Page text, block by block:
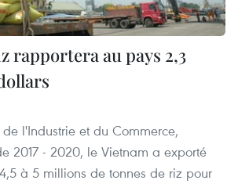
rapportera au pays 2,3
l'Industrie et du Commerce,
2017 - 2020, le Vietnam a exporté
à 5 millions de tonnes de riz pour